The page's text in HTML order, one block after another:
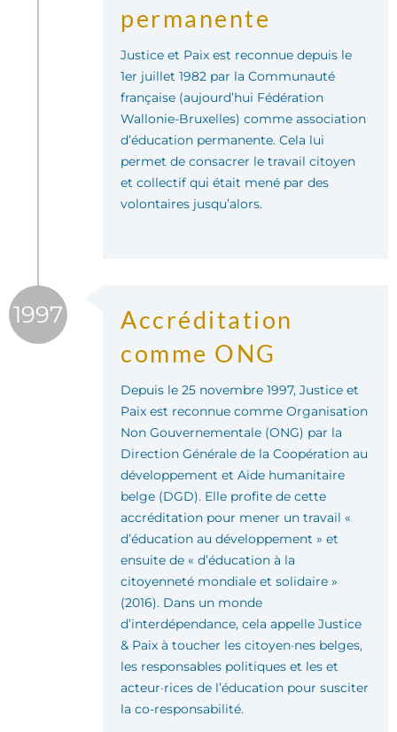
permanente
Justice et Paix est reconnue depuis le
1er juillet 1982 par la Communauté
française (aujourd’hui Fédération
Wallonie-Bruxelles) comme association
d’éducation permanente. Cela lui
permet de consacrer le travail citoyen
et collectif qui était mené par des
volontaires jusqu’alors.
Accréditation
comme ONG
Depuis le 25 novembre 1997, Justice et
Paix est reconnue comme Organisation
Non Gouvernementale (ONG) par la
Direction Générale de la Coopération au
développement et Aide humanitaire
belge (DGD). Elle profite de cette
accréditation pour mener un travail «
d’éducation au développement » et
ensuite de « d’éducation à la
citoyenneté mondiale et solidaire »
(2016). Dans un monde
d’interdépendance, cela appelle Justice
& Paix à toucher les citoyen·nes belges,
les responsables politiques et les et
acteur·rices de l’éducation pour susciter
la co-responsabilité.
1997